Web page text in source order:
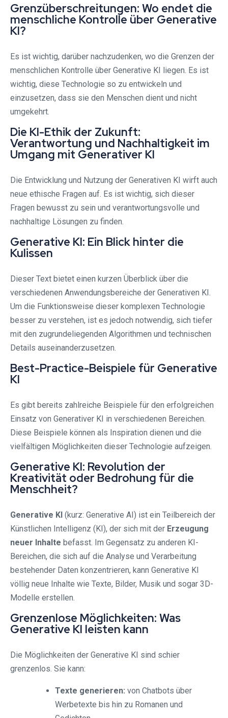
Grenzüberschreitungen: Wo endet die
menschliche Kontrolle über Generative
KI?
Es ist wichtig, darüber nachzudenken, wo die Grenzen der
menschlichen Kontrolle über Generative KI liegen. Es ist
wichtig, diese Technologie so zu entwickeln und
einzusetzen, dass sie den Menschen dient und nicht
umgekehrt.
Die KI-Ethik der Zukunft:
Verantwortung und Nachhaltigkeit im
Umgang mit Generativer KI
Die Entwicklung und Nutzung der Generativen KI wirft auch
neue ethische Fragen auf. Es ist wichtig, sich dieser
Fragen bewusst zu sein und verantwortungsvolle und
nachhaltige Lösungen zu finden.
Generative KI: Ein Blick hinter die
Kulissen
Dieser Text bietet einen kurzen Überblick über die
verschiedenen Anwendungsbereiche der Generativen KI.
Um die Funktionsweise dieser komplexen Technologie
besser zu verstehen, ist es jedoch notwendig, sich tiefer
mit den zugrundeliegenden Algorithmen und technischen
Details auseinanderzusetzen.
Best-Practice-Beispiele für Generative
KI
Es gibt bereits zahlreiche Beispiele für den erfolgreichen
Einsatz von Generativer KI in verschiedenen Bereichen.
Diese Beispiele können als Inspiration dienen und die
vielfältigen Möglichkeiten dieser Technologie aufzeigen.
Generative KI: Revolution der
Kreativität oder Bedrohung für die
Menschheit?
Generative KI (kurz: Generative AI) ist ein Teilbereich der
Künstlichen Intelligenz (KI), der sich mit der Erzeugung
neuer Inhalte befasst. Im Gegensatz zu anderen KI-
Bereichen, die sich auf die Analyse und Verarbeitung
bestehender Daten konzentrieren, kann Generative KI
völlig neue Inhalte wie Texte, Bilder, Musik und sogar 3D-
Modelle erstellen.
Grenzenlose Möglichkeiten: Was
Generative KI leisten kann
Die Möglichkeiten der Generative KI sind schier
grenzenlos. Sie kann:
Texte generieren: von Chatbots über
Werbetexte bis hin zu Romanen und